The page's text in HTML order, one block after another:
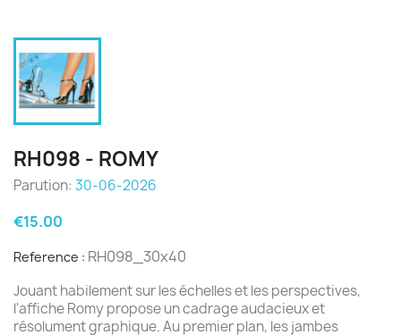
RH098 - ROMY
Parution: 30-06-2026
€15.00
Reference : RH098_30x40
Jouant habilement sur les échelles et les perspectives,
l'affiche Romy propose un cadrage audacieux et
résolument graphique. Au premier plan, les jambes